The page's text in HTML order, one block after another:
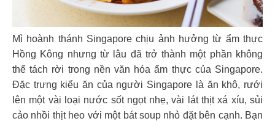
Mì hoành thánh Singapore chịu ảnh hưởng từ ẩm thực
Hồng Kông nhưng từ lâu đã trở thành một phần không
thể tách rời trong nền văn hóa ẩm thực của Singapore.
Đặc trưng kiểu ăn của người Singapore là ăn khô, rưới
lên một vài loại nước sốt ngọt nhẹ, vài lát thịt xá xíu, sủi
cảo nhồi thịt heo với một bát soup nhỏ đặt bên cạnh. Bạn